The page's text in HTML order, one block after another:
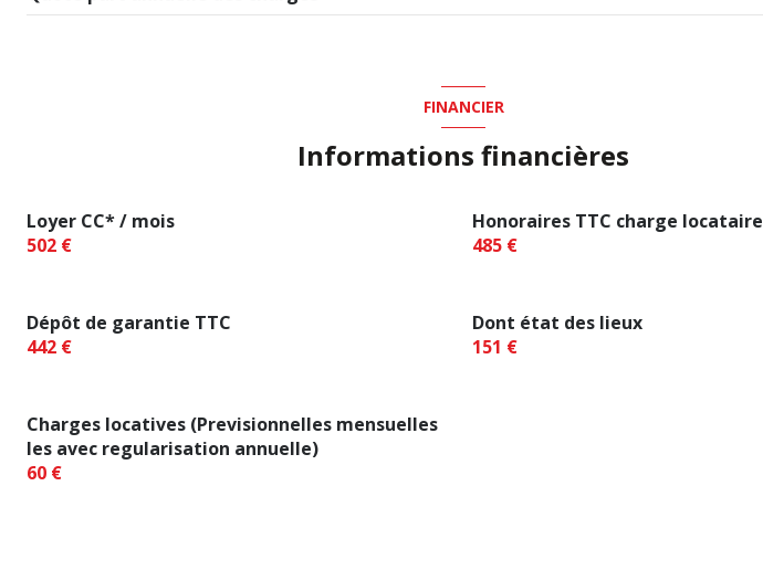
FINANCIER
Informations financières
Loyer CC* / mois
502 €
Honoraires TTC charge locataire
485 €
Dont état des lieux
151 €
Dépôt de garantie TTC
442 €
Charges locatives (Previsionnelles mensuelles
les avec regularisation annuelle)
60 €